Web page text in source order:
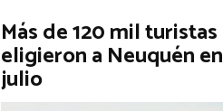
Más de 120 mil turistas
eligieron a Neuquén en
julio